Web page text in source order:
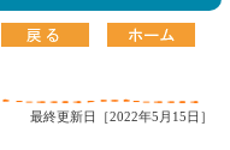
最終更新日［2022年5月15日］